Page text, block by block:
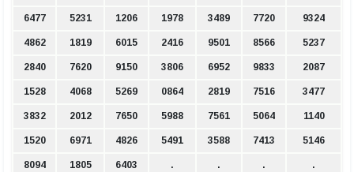
6477 5231 1206 1978 3489 7720 9324
4862 1819 6015 2416 9501 8566 5237
2840 7620 9150 3806 6952 9833 2087
1528 4068 5269 0864 2819 7516 3477
3832 2012 7650 5988 7561 5064 1140
1520 6971 4826 5491 3588 7413 5146
8094 1805 6403 . . . .